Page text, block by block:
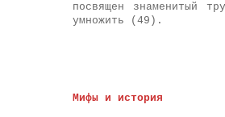
посвящен знаменитый
умножить (49).
Мифы и история